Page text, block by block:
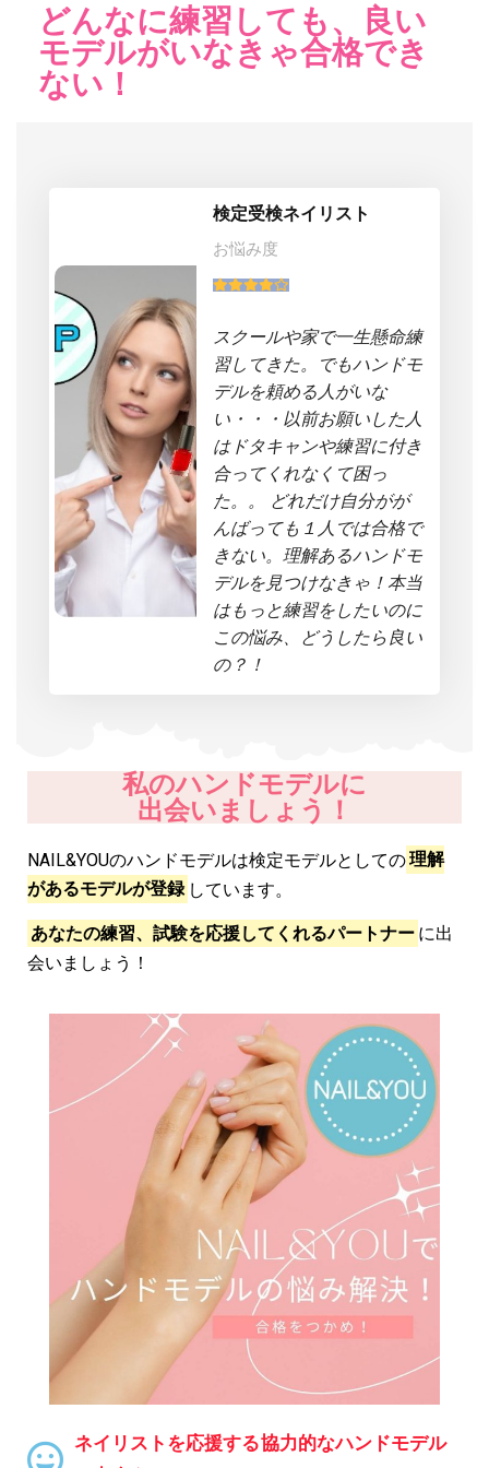
どんなに練習しても、良い
モデルがいなきゃ合格でき
ない！
検定受検ネイリスト
お悩み度
スクールや家で一生懸命練
習してきた。でもハンドモ
デルを頼める人がいな
い・・・以前お願いした人
はドタキャンや練習に付き
合ってくれなくて困っ
た。。 どれだけ自分がが
んばっても１人では合格で
きない。理解あるハンドモ
デルを見つけなきゃ！本当
はもっと練習をしたいのに
この悩み、どうしたら良い
の？！
私のハンドモデルに
出会いましょう！
NAIL&YOUのハンドモデルは検定モデルとしての理解
があるモデルが登録 しています。
あなたの練習、試験を応援してくれるパートナー に出
会いましょう！
ネイリストを応援する協力的なハンドモデル